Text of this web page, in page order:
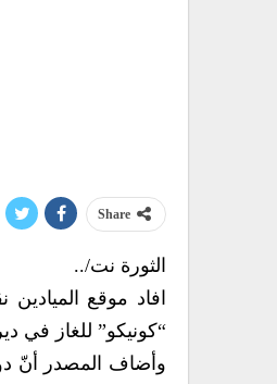
Share
الثورة نت/..
افاد موقع
“كونيكو” للغاز في
وأضاف المصدر أنّ